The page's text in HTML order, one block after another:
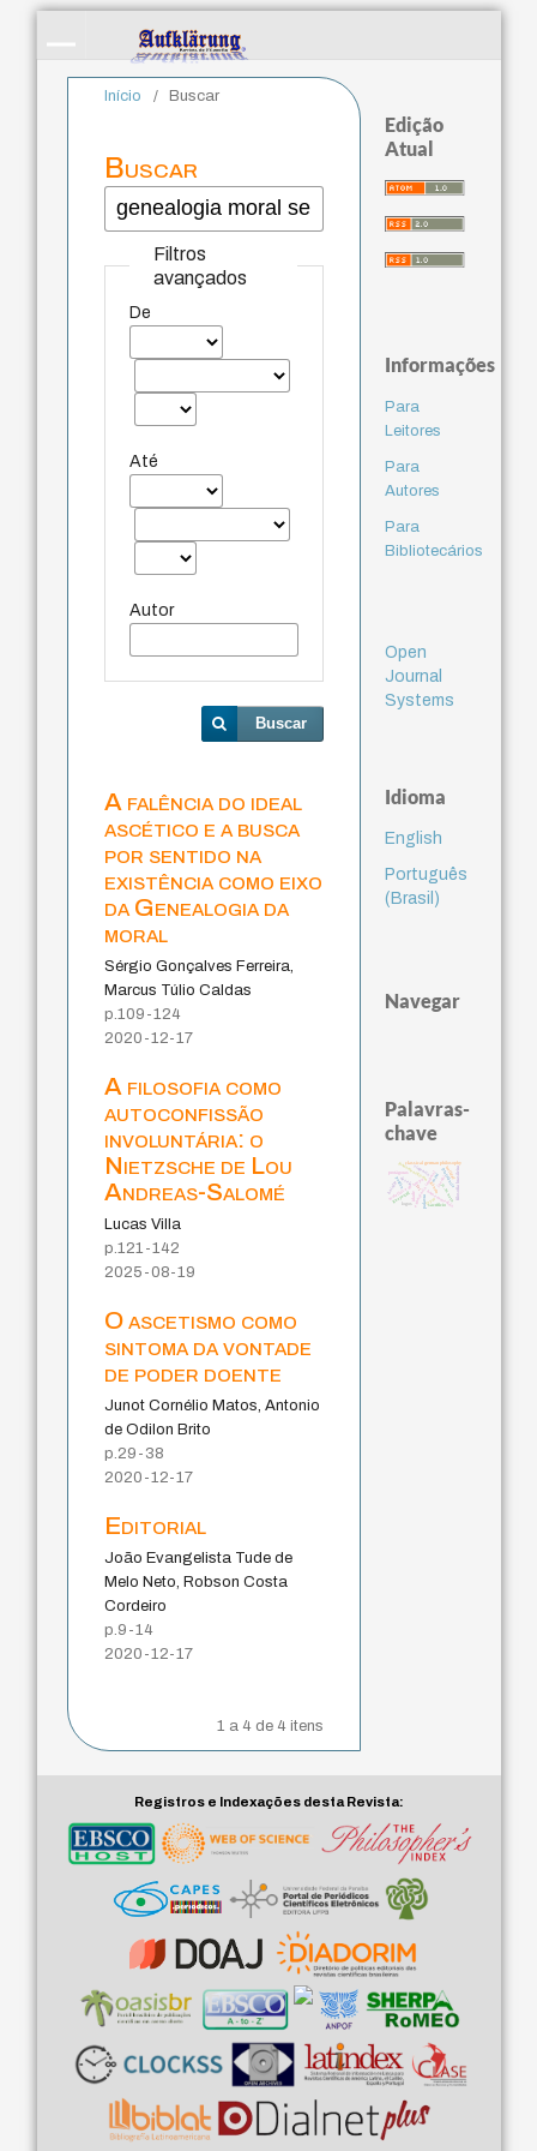
Início / Buscar
Buscar
Filtros
avançados
De
Até
Autor
Buscar
A falência do ideal
ascético e a busca
por sentido na
existência como eixo
da Genealogia da
moral
Sérgio Gonçalves Ferreira,
Marcus Túlio Caldas
p.109-124
2020-12-17
A filosofia como
autoconfissão
involuntária: o
Nietzsche de Lou
Andreas-Salomé
Lucas Villa
p.121-142
2025-08-19
O ascetismo como
sintoma da vontade
de poder doente
Junot Cornélio Matos, Antonio
de Odilon Brito
p.29-38
2020-12-17
Editorial
João Evangelista Tude de
Melo Neto, Robson Costa
Cordeiro
p.9-14
2020-12-17
1 a 4 de 4 itens
Edição
Atual
Informações
Para
Leitores
Para
Autores
Para
Bibliotecários
Open
Journal
Systems
Idioma
English
Português
(Brasil)
Navegar
Palavras-
chave
fundamentalismo jacobi
protágoras experiência temporal
metafísica do tempo género
idade
intolerância
classical german philosophy
homem-medidafilosofia brasileira
j.c.m. neto
palavra
perdón
leyes
violencia
guayaquil
logos
lei
desejo
sacrifício
bataille
mind realidad
Registros e Indexações desta Revista: